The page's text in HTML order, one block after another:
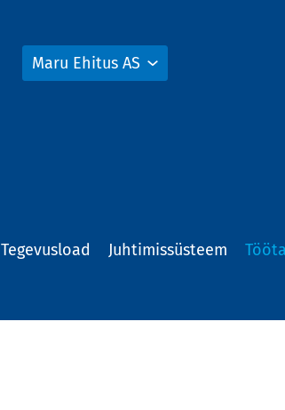
Maru Ehitus AS
Tegevusload Juhtimissüsteem